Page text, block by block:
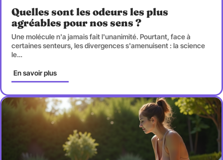
Quelles sont les odeurs les plus
agréables pour nos sens ?
Une molécule n'a jamais fait l'unanimité. Pourtant, face à
certaines senteurs, les divergences s'amenuisent : la science
le…
En savoir plus